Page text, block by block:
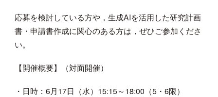
応募を検討している方や，生成AIを活用した研究計画
書・申請書作成に関心のある方は，ぜひご参加くださ
い。
【開催概要】（対面開催）
・日時：6月17日（水）15:15～18:00（5・6限）